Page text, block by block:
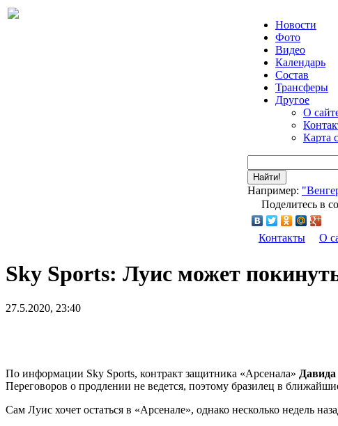
Новости
Фото
Видео
Календарь
Состав
Трансферы
Другое
О
Карта
Найти!
Например:
Поделитесь в
Контакты О
Sky Sports: Луис может
27.5.2020, 23:40
По информации Sky Sports, контракт защитника «Арсенала»
Переговоров о продлении не ведется, поэтому бразилец в
Сам Луис хочет остаться в «Арсенале», однако несколько недель